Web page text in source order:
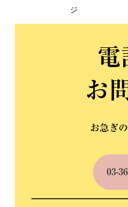
ジ
電
お
お急ぎ
03-